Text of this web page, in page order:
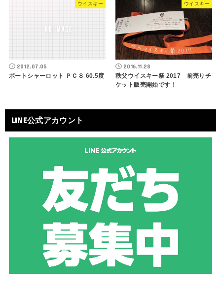
ウイスキー
2012.07.05
ポートシャーロット ＰＣ８ 60.5度
ウイスキー
2016.11.28
秩父ウイスキー祭 2017 前売りチ
ケット販売開始です！
LINE公式アカウント